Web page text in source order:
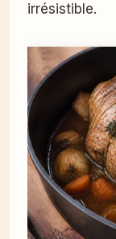
irrésistible.